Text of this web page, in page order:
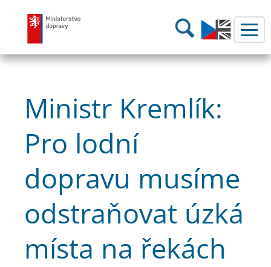
Ministerstvo dopravy Hledání
Ministr Kremlík:
Pro lodní
dopravu musíme
odstraňovat úzká
místa na řekách